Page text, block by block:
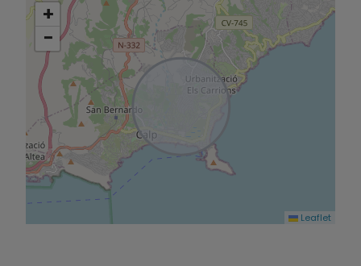
+
−
Leaflet